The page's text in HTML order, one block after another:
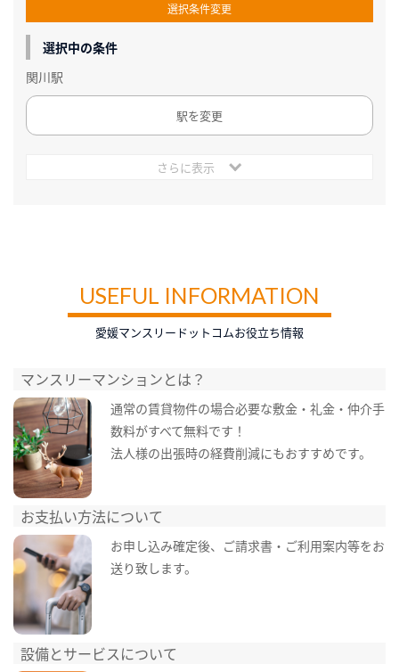
選択条件変更
選択中の条件
関川駅
駅を変更
さらに表示
USEFUL INFORMATION
愛媛マンスリードットコムお役立ち情報
マンスリーマンションとは？
通常の賃貸物件の場合必要な敷金・礼金・仲介手
数料がすべて無料です！
法人様の出張時の経費削減にもおすすめです。
お支払い方法について
お申し込み確定後、ご請求書・ご利用案内等をお
送り致します。
設備とサービスについて